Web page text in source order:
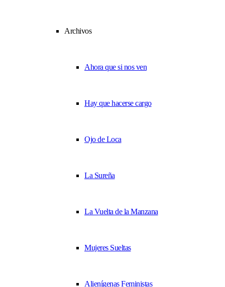
Archivos
Ahora que si nos ven
Hay que hacerse cargo
Ojo de Loca
La Sureña
La Vuelta de la Manzana
Mujeres Sueltas
Alienígenas Feministas